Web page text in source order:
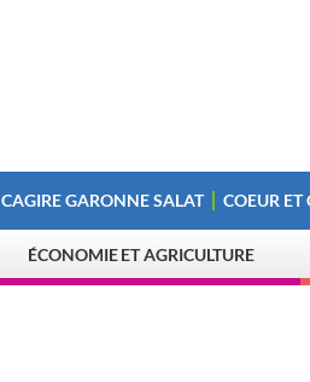
CAGIRE GARONNE SALAT COEUR
ÉCONOMIE ET AGRICULTURE